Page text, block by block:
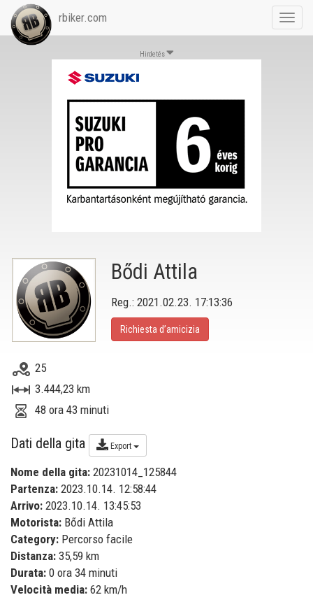
rbiker.com
Hirdetés
Bődi Attila
Reg.: 2021.02.23. 17:13:36
Richiesta d’amicizia
25
3.444,23 km
48 ora 43 minuti
Dati della gita Export
Nome della gita: 20231014_125844
Partenza: 2023.10.14. 12:58:44
Arrivo: 2023.10.14. 13:45:53
Motorista: Bődi Attila
Category: Percorso facile
Distanza: 35,59 km
Durata: 0 ora 34 minuti
Velocità media: 62 km/h